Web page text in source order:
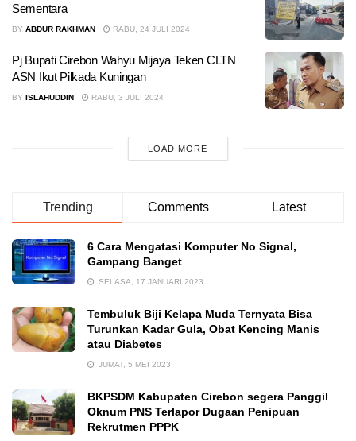
Sementara
BY ABDUR RAKHMAN RABU, 24 JULI 2024
Pj Bupati Cirebon Wahyu Mijaya Teken CLTN
ASN Ikut Pilkada Kuningan
BY ISLAHUDDIN RABU, 3 JULI 2024
LOAD MORE
Trending Comments Latest
6 Cara Mengatasi Komputer No Signal,
Gampang Banget
SELASA, 17 JANUARI 2023
Tembuluk Biji Kelapa Muda Ternyata Bisa
Turunkan Kadar Gula, Obat Kencing Manis
atau Diabetes
JUMAT, 5 MEI 2023
BKPSDM Kabupaten Cirebon segera Panggil
Oknum PNS Terlapor Dugaan Penipuan
Rekrutmen PPPK